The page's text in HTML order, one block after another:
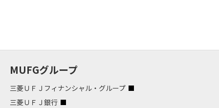
MUFGグループ
三菱ＵＦＪフィナンシャル・グループ
三菱ＵＦＪ銀行